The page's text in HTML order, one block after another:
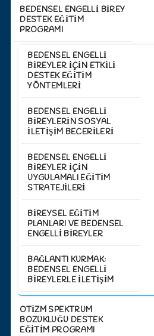
BEDENSEL ENGELLİ BİREY
DESTEK EĞİTİM
PROGRAMI
BEDENSEL ENGELLI
BIREYLER İÇIN ETKILI
DESTEK EĞITIM
YÖNTEMLERI
BEDENSEL ENGELLI
BIREYLERIN SOSYAL
İLETIŞIM BECERILERI
BEDENSEL ENGELLI
BIREYLER İÇIN
UYGULAMALI EĞITIM
STRATEJILERI
BIREYSEL EĞITIM
PLANLARI VE BEDENSEL
ENGELLI BIREYLER
BAĞLANTI KURMAK:
BEDENSEL ENGELLI
BIREYLERLE İLETIŞIM
OTİZM SPEKTRUM
BOZUKLUĞU DESTEK
EĞİTİM PROGRAMI